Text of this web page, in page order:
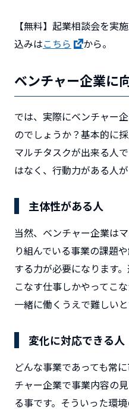
【無料】起業相談会を実
込みはこちら から。
ベンチャー企業に
では、実際にベンチャー
のでしょうか？基本的に
マルチタスクが出来る人
はなく、行動力がある人が
主体性がある人
当然、ベンチャー企業は
り組んでいる事業の課題
する力が必要になります
こなす仕事しかやってこ
一緒に働くうえで難しい
変化に対応できる人
どんな事業であっても常
チャー企業で事業内容の
る事です。そういった環